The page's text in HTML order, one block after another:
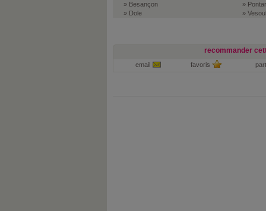
» Besançon
» Dole
»
» Vesoul
recommander
email favoris